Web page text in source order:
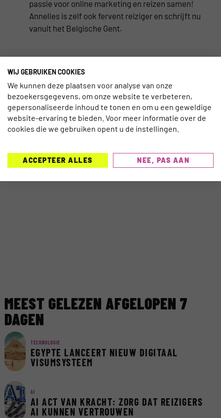
passie voor online marketing en reizen samen!
Annelies is zelf ook fervent reiziger en schrijft nu
vanuit het Belgische Gent.
BELUISTER DE TRAVELNEXT
PODCAST
MEEST GELEZEN AFGELOPEN 7
DAGEN
TECHNOLOGIE
EGYPTE LANCEERT NIEUW DIGITAAL
VISUMSYSTEEM
AI
AI ACT VAN KRACHT: ZORG DAT REIZIGERS
AI KUNNEN VERTROUWEN
WIJ GEBRUIKEN COOKIES
We kunnen deze plaatsen voor analyse van onze
bezoekersgegevens, om onze website te verbeteren,
gepersonaliseerde inhoud te tonen en om u een geweldige
website-ervaring te bieden. Voor meer informatie over de
cookies die we gebruiken opent u de instellingen.
ACCEPTEER ALLES NEE, PAS AAN